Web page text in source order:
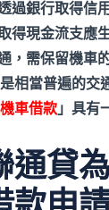
過銀行取得信
得現金流支應
，需保留機車
相當普遍的交
車借款 」具有
通貸